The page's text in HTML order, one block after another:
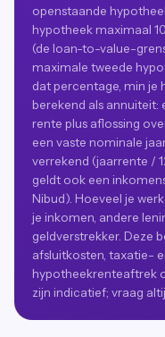
openstaande
hypotheek maximaal
(de loan-to-value-
maximale tweede
dat percentage, min je
berekend als annuiteit:
rente plus aflossing
een vaste nominale
verrekend (jaarrente /
geldt ook een
Nibud). Hoeveel je
je inkomen, andere
geldverstrekker. Deze
afsluitkosten, taxatie-
hypotheekrenteaftrek
zijn indicatief; vraag